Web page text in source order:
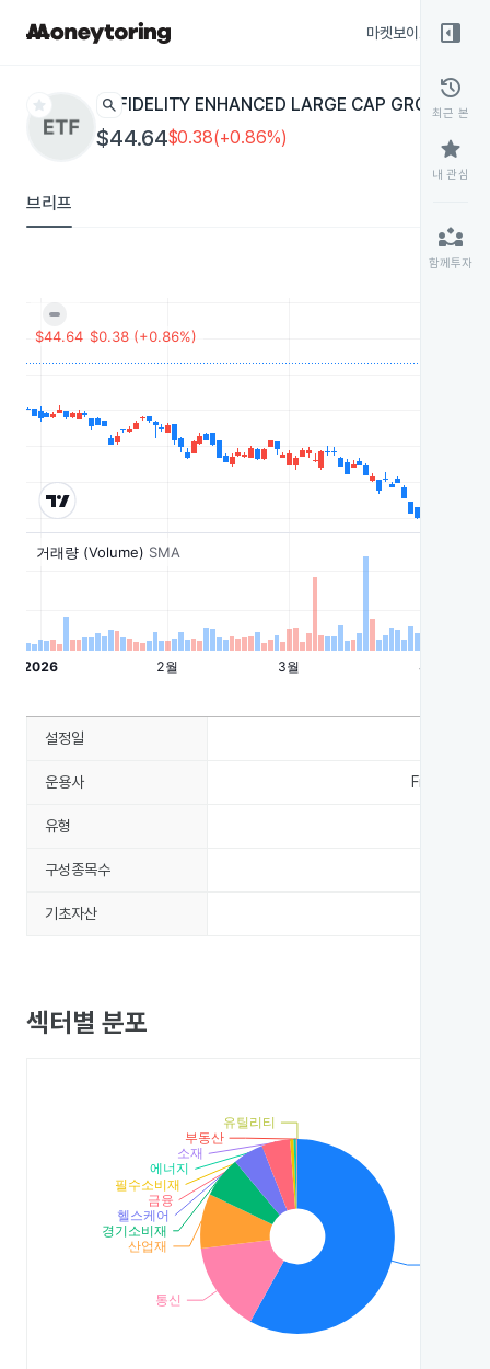
마켓보이스
star search FIDELITY ENHANCED LARGE CAP GROWTH
$44.64$0.38(+0.86%)
브리프
right_panel_open
history
최근 본
star
내 관심
partner_exchange
함께투자